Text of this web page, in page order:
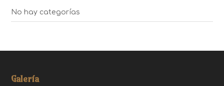
No hay categorías
Galería